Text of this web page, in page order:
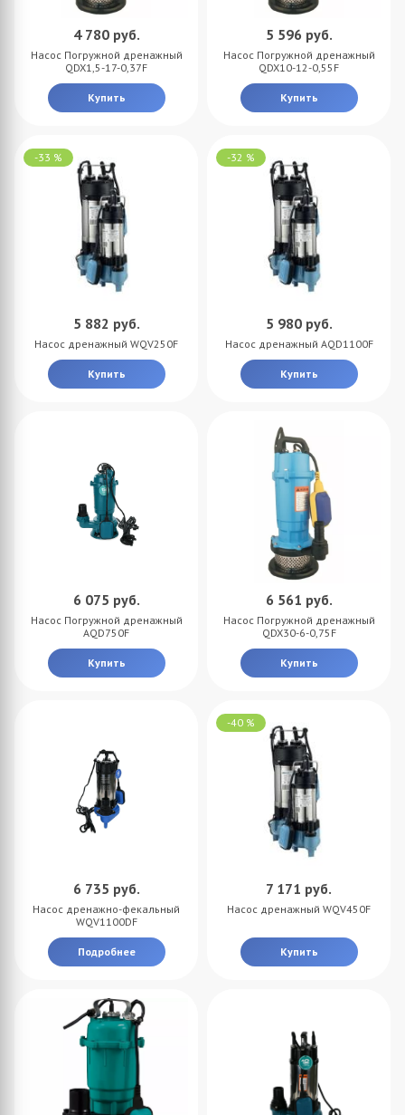
4 780 руб.
Насос Погружной дренажный
QDX1,5-17-0,37F
Купить
5 596 руб.
Насос Погружной дренажный
QDX10-12-0,55F
Купить
-33 %
5 882 руб.
Насос дренажный WQV250F
Купить
-32 %
5 980 руб.
Насос дренажный AQD1100F
Купить
6 075 руб.
Насос Погружной дренажный
AQD750F
Купить
6 561 руб.
Насос Погружной дренажный
QDX30-6-0,75F
Купить
6 735 руб.
Насос дренажно-фекальный
WQV1100DF
Подробнее
-40 %
7 171 руб.
Насос дренажный WQV450F
Купить